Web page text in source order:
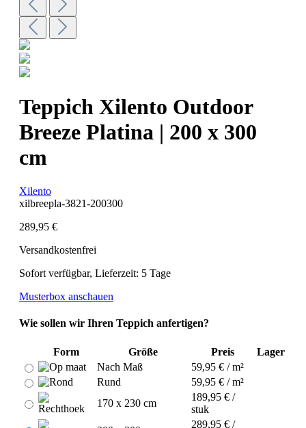
Teppich Xilento Outdoor
Breeze Platina | 200 x 300
cm
Xilento
xilbreepla-3821-200300
289,95 €
Versandkostenfrei
Sofort verfügbar, Lieferzeit: 5 Tage
Musterbox anschauen
Wie sollen wir Ihren Teppich anfertigen?
Form Größe Preis
Lager
Nach Maß
59,95 € / m²
Rund
59,95 € / m²
170 x 230 cm
189,95 € /
stuk
289,95 € /